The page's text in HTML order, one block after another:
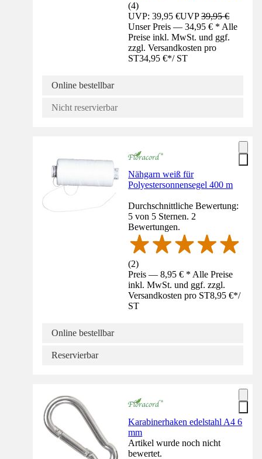
(4)
UVP: 39,95 €UVP39,95 €
Unser Preis — 34,95 € * Alle
Preise inkl. MwSt. und ggf.
zzgl. Versandkosten pro
ST34,95 €*/ ST
Online bestellbar
Nicht reservierbar
Nähgarn weiß für
Polyestersonnensegel 400 m
Durchschnittliche Bewertung:
5 von 5 Sternen. 2
Bewertungen.
(2)
Preis — 8,95 € * Alle Preise
inkl. MwSt. und ggf. zzgl.
Versandkosten pro ST8,95 €*/
ST
Online bestellbar
Reservierbar
Karabinerhaken edelstahl A4 6
mm
Artikel wurde noch nicht
bewertet.